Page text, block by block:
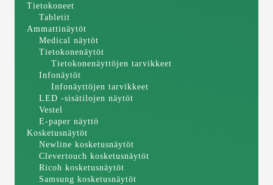
Tietokoneet
Tabletit
Ammattinäytöt
Medical näytöt
Tietokonenäytöt
Tietokonenäyttöjen tarvikkeet
Infonäytöt
Infonäyttöjen tarvikkeet
LED -sisätilojen näytöt
Vestel
E-paper näyttö
Kosketusnäytöt
Newline kosketusnäytöt
Clevertouch kosketusnäytöt
Ricoh kosketusnäytöt
Samsung kosketusnäytöt